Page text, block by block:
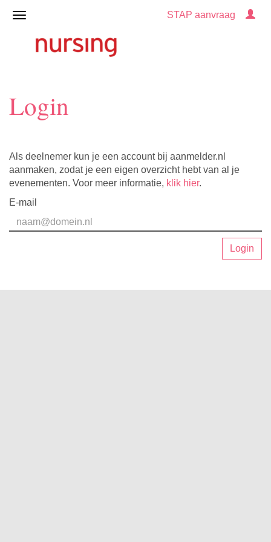
STAP aanvraag
Login
Als deelnemer kun je een account bij aanmelder.nl
aanmaken, zodat je een eigen overzicht hebt van al je
evenementen. Voor meer informatie, klik hier.
E-mail
Login